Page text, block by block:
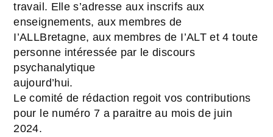
travail. Elle s’adresse aux inscrifs aux
enseignements, aux membres de
I’ALLBretagne, aux membres de I’ALT et 4 toute
personne intéressée par le discours
psychanalytique
aujourd’hui.
Le comité de rédaction regoit vos contributions
pour le numéro 7 a paraitre au mois de juin
2024.